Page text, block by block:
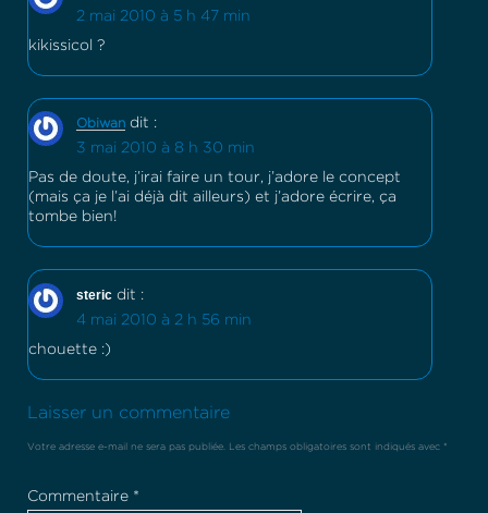
2 mai 2010 à 5 h 47 min
kikissicol ?
Obiwan dit :
3 mai 2010 à 8 h 30 min
Pas de doute, j’irai faire un tour, j’adore le concept
(mais ça je l’ai déjà dit ailleurs) et j’adore écrire, ça
tombe bien!
steric dit :
4 mai 2010 à 2 h 56 min
chouette :)
Laisser un commentaire
Votre adresse e-mail ne sera pas publiée. Les champs obligatoires sont indiqués avec *
Commentaire *